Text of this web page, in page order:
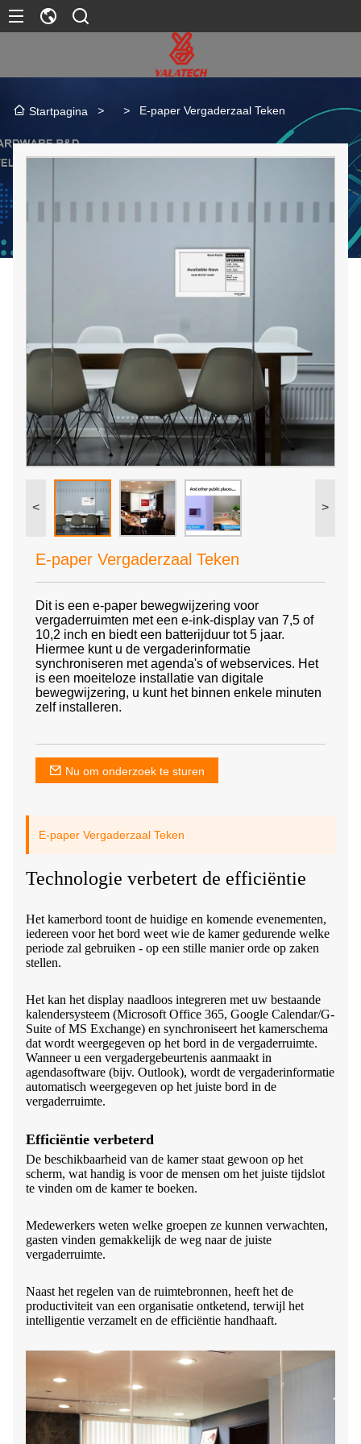
Startpagina > > E-paper Vergaderzaal Teken
< >
E-paper Vergaderzaal Teken
Dit is een e-paper bewegwijzering voor
vergaderruimten met een e-ink-display van 7,5 of
10,2 inch en biedt een batterijduur tot 5 jaar.
Hiermee kunt u de vergaderinformatie
synchroniseren met agenda's of webservices. Het
is een moeiteloze installatie van digitale
bewegwijzering, u kunt het binnen enkele minuten
zelf installeren.
Nu om onderzoek te sturen
E-paper Vergaderzaal Teken
Technologie verbetert de efficiëntie
Het kamerbord toont de huidige en komende evenementen,
iedereen voor het bord weet wie de kamer gedurende welke
periode zal gebruiken - op een stille manier orde op zaken
stellen.
Het kan het display naadloos integreren met uw bestaande
kalendersysteem (Microsoft Office 365, Google Calendar/G-
Suite of MS Exchange) en synchroniseert het kamerschema
dat wordt weergegeven op het bord in de vergaderruimte.
Wanneer u een vergadergebeurtenis aanmaakt in
agendasoftware (bijv. Outlook), wordt de vergaderinformatie
automatisch weergegeven op het juiste bord in de
vergaderruimte.
Efficiëntie verbeterd
De beschikbaarheid van de kamer staat gewoon op het
scherm, wat handig is voor de mensen om het juiste tijdslot
te vinden om de kamer te boeken.
Medewerkers weten welke groepen ze kunnen verwachten,
gasten vinden gemakkelijk de weg naar de juiste
vergaderruimte.
Naast het regelen van de ruimtebronnen, heeft het de
productiviteit van een organisatie ontketend, terwijl het
intelligentie verzamelt en de efficiëntie handhaaft.